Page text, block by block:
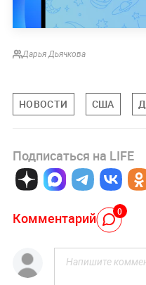
Дарья Дьячкова
НОВОСТИ США
Подписаться на LIFE
Комментарий 0